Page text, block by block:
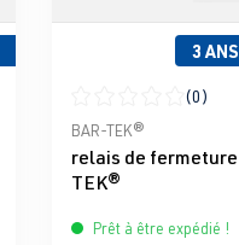
3
Note moyenne de 0
(0)
BAR-TEK®
relais de
TEK®
Prêt à être expédié !